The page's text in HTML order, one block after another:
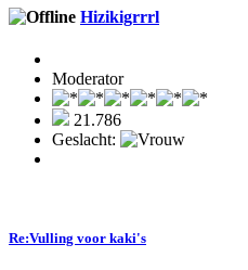
Hizikigrrrl
Moderator
21.786
Geslacht:
Re:Vulling voor kaki's